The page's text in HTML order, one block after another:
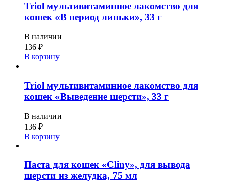
Triol мультивитаминное лакомство для
кошек «В период линьки», 33 г
В наличии
136 ₽
В корзину
Triol мультивитаминное лакомство для
кошек «Выведение шерсти», 33 г
В наличии
136 ₽
В корзину
Паста для кошек «Cliny», для вывода
шерсти из желудка, 75 мл